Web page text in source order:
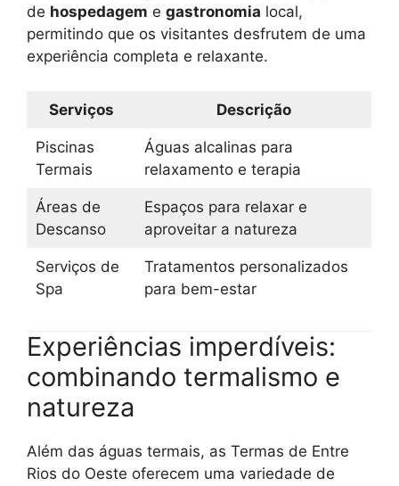
de hospedagem e gastronomia local,
permitindo que os visitantes desfrutem de uma
experiência completa e relaxante.
Serviços Descrição
Piscinas
Termais
Águas alcalinas para
relaxamento e terapia
Áreas de
Descanso
Espaços para relaxar e
aproveitar a natureza
Serviços de
Spa
Tratamentos personalizados
para bem-estar
Experiências imperdíveis:
combinando termalismo e
natureza
Além das águas termais, as Termas de Entre
Rios do Oeste oferecem uma variedade de